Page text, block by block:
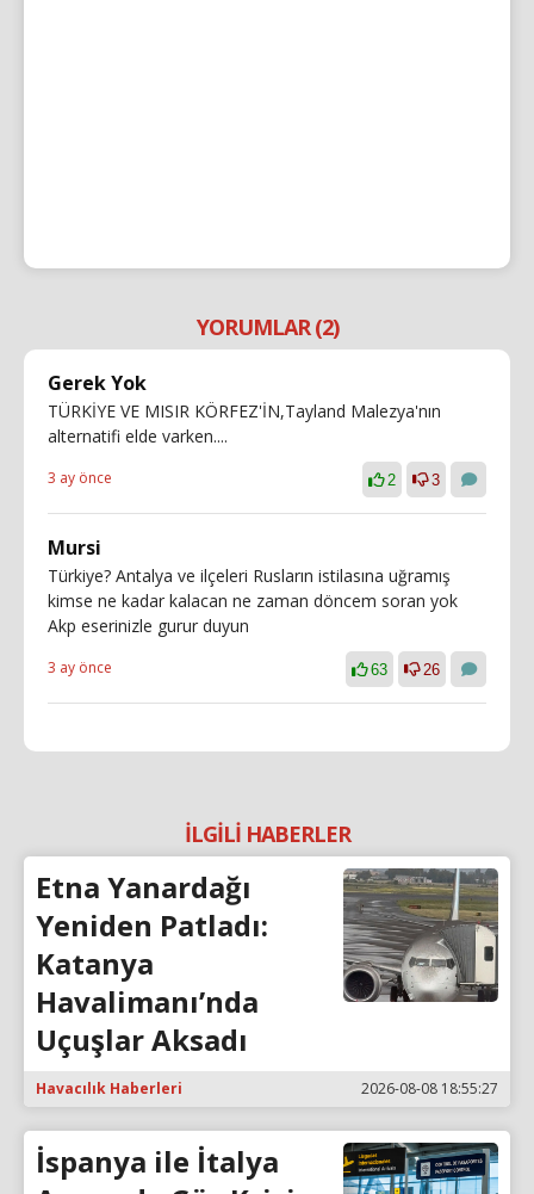
YORUMLAR (2)
Gerek Yok
TÜRKİYE VE MISIR KÖRFEZ'İN,Tayland Malezya'nın
alternatifi elde varken....
3 ay önce 2 3
Mursi
Türkiye? Antalya ve ilçeleri Rusların istilasına uğramış
kimse ne kadar kalacan ne zaman döncem soran yok
Akp eserinizle gurur duyun
3 ay önce 63 26
İLGİLİ HABERLER
Etna Yanardağı
Yeniden Patladı:
Katanya
Havalimanı’nda
Uçuşlar Aksadı
Havacılık Haberleri 2026-08-08 18:55:27
İspanya ile İtalya